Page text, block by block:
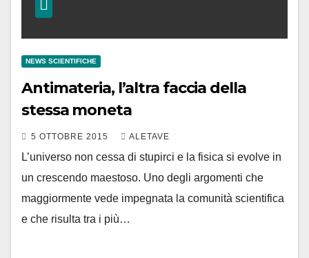
NEWS SCIENTIFICHE
Antimateria, l’altra faccia della
stessa moneta
5 OTTOBRE 2015 ALETAVE
L’universo non cessa di stupirci e la fisica si evolve in
un crescendo maestoso. Uno degli argomenti che
maggiormente vede impegnata la comunità scientifica
e che risulta tra i più…